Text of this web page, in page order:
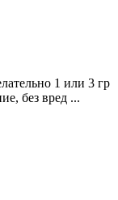
1 или 3 гр
без вред ...